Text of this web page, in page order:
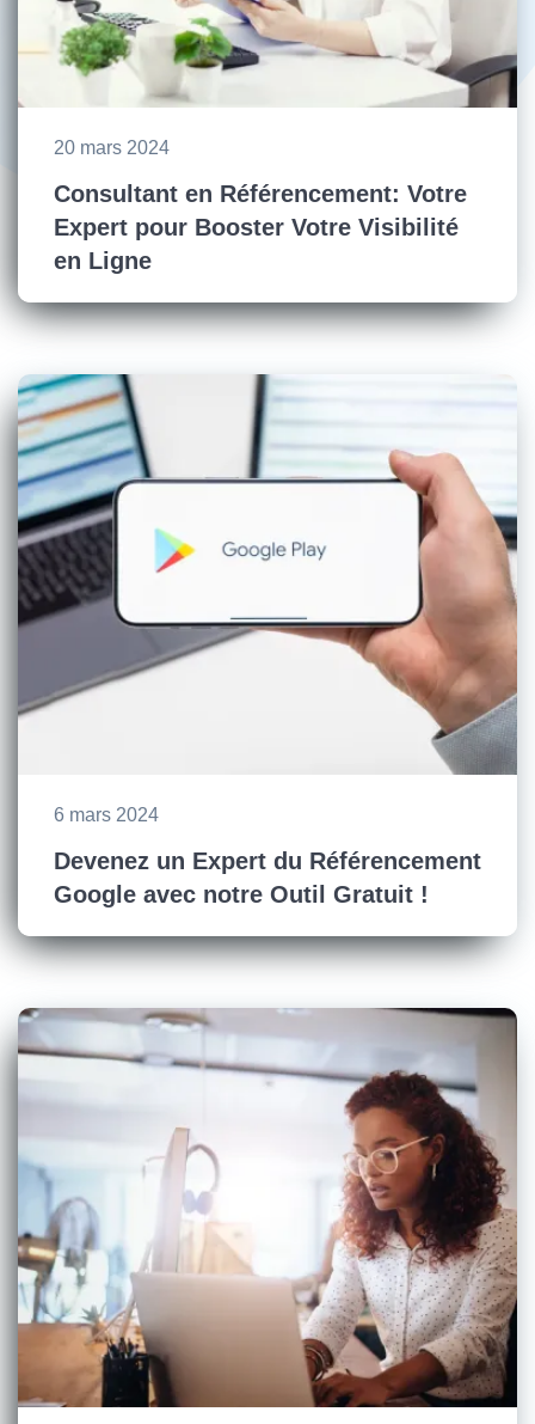
20 mars 2024
Consultant en Référencement: Votre
Expert pour Booster Votre Visibilité
en Ligne
6 mars 2024
Devenez un Expert du Référencement
Google avec notre Outil Gratuit !